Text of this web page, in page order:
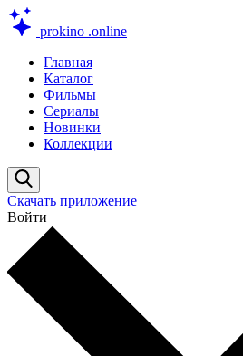
prokino .online
Главная
Каталог
Фильмы
Сериалы
Новинки
Коллекции
Скачать приложение
Войти